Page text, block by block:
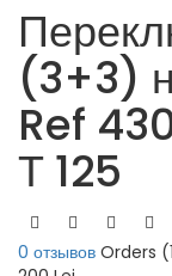
(3+3)
Ref
Т 125
0 отзывов Orders